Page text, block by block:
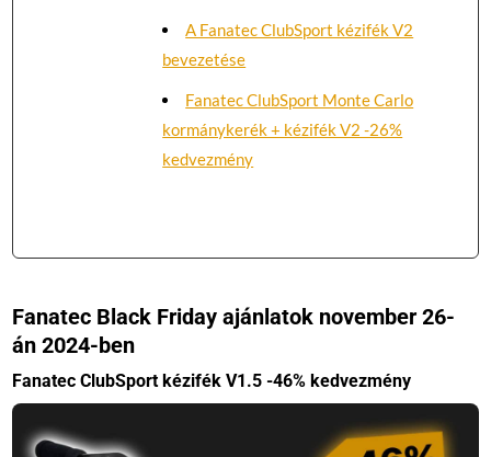
A Fanatec ClubSport kézifék V2
bevezetése
Fanatec ClubSport Monte Carlo
kormánykerék + kézifék V2 -26%
kedvezmény
Fanatec Black Friday ajánlatok november 26-
án 2024-ben
Fanatec ClubSport kézifék V1.5 -46% kedvezmény